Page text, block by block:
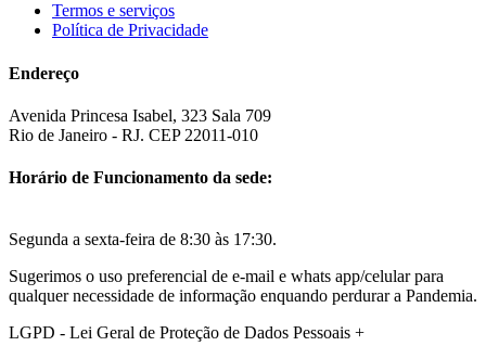
Termos e serviços
Política de Privacidade
Endereço
Avenida Princesa Isabel, 323 Sala 709
Rio de Janeiro - RJ. CEP 22011-010
Horário de Funcionamento da sede:
Segunda a sexta-feira de 8:30 às 17:30.
Sugerimos o uso preferencial de e-mail e whats app/celular para
qualquer necessidade de informação enquando perdurar a Pandemia.
LGPD - Lei Geral de Proteção de Dados Pessoais +